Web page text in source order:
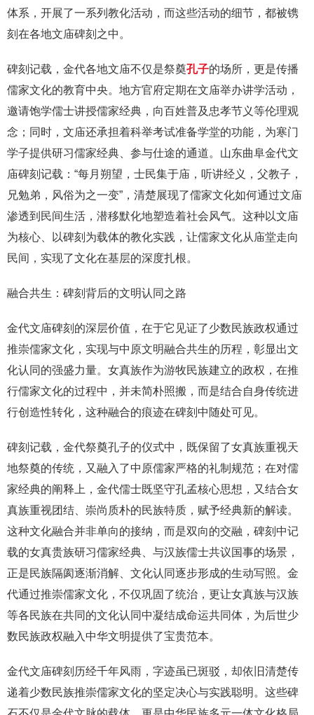
体系，开展了一系列教化活动，而这些活动的细节，都被镌
刻在各地文庙碑刻之中。
碑刻记载，金代各地文庙不仅是祭奠孔子的场所，更是传播
儒家文化的教育中央。地方官府定期在文庙举办讲学活动，
邀请饱学儒士讲授儒家经典，向百姓普及忠孝节义等伦理观
念；同时，文庙还承担着科举考试准备学堂的功能，为寒门
学子提供研习儒家经典、参与仕途的通道。山东曲阜金代文
庙碑刻记载：“每月朔望，士民集于庙，听讲经义，父教子，
兄勉弟，风俗为之一变”，清楚展现了儒家文化如何通过文庙
渗透到民间生活，潜移默化地塑造着社会风气。这种以文庙
为核心、以碑刻为载体的教化实践，让儒家文化从庙堂走向
民间，实现了文化在基层的深度扎根。
融合共生：碑刻背后的文明认同之路
金代文庙碑刻的深层价值，在于它见证了少数民族政权通过
推崇儒家文化，实现与中原文明融合共生的历程，彰显出文
化认同的强盛力量。女真族作为游牧民族建立的政权，在推
行儒家文化的过程中，并未简朴照搬，而是结合自身传统进
行创造性转化，这种融合的痕迹在碑刻中随处可见。
碑刻记载，金代祭奠孔子的仪式中，既保留了女真族重视天
地祭奠的传统，又融入了中原儒家严格的礼制规范；在对儒
家经典的阐释上，金代儒士既坚守孔孟核心思想，又结合女
真族重视团结、崇尚质朴的民族特质，赋予经典新的解读。
这种文化融合并非单向的接纳，而是双向的交融，碑刻中记
载的女真贵族研习儒家经典、与汉族儒士共议国事的场景，
正是民族隔阂逐渐消解、文化认同逐步形成的生动写照。金
代通过推崇儒家文化，不仅巩固了统治，更让女真族与汉族
等各民族在共同的文化认同中凝结成命运共同体，为后世少
数民族政权融入中华文明提供了宝贵范本。
金代文庙碑刻历经千年风雨，字迹虽已斑驳，却依旧清楚传
递着少数民族推崇儒家文化的坚定决心与实践聪明。这些碑